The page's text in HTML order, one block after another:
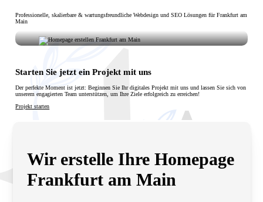
Professionelle, skalierbare & wartungsfreundliche Webdesign und SEO Lösungen für Frankfurt am
Main
Frankfurt am Main. Wir entwickeln moderne,
funktionale Websites, die Ihr Unternehmen lokal und
digital sichtbar machen.
Starten Sie jetzt ein Projekt mit uns
Der perfekte Moment ist jetzt: Beginnen Sie Ihr digitales Projekt mit uns und lassen Sie sich von
unserem engagierten Team unterstützen, um Ihre Ziele erfolgreich zu erreichen!
Projekt starten
Wir erstelle Ihre Homepage
Frankfurt am Main